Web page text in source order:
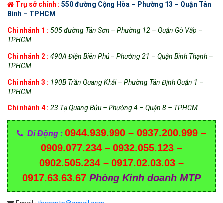
Trụ sở chính : 550 đường Cộng Hòa – Phường 13 – Quận Tân
Bình – TPHCM
Chi nhánh 1 : 505 đường Tân Sơn – Phường 12 – Quận Gò Vấp –
TPHCM
Chi nhánh 2 : 490A Điện Biên Phủ – Phường 21 – Quận Bình Thạnh –
TPHCM
Chi nhánh 3 : 190B Trần Quang Khải – Phường Tân Định Quận 1 –
TPHCM
Chi nhánh 4 : 23 Tạ Quang Bửu – Phường 4 – Quận 8 – TPHCM
Di Động : 0944.939.990 – 0937.200.999 –
0909.077.234 – 0932.055.123 –
0902.505.234 – 0917.02.03.03 –
0917.63.63.67 Phòng Kinh doanh MTP